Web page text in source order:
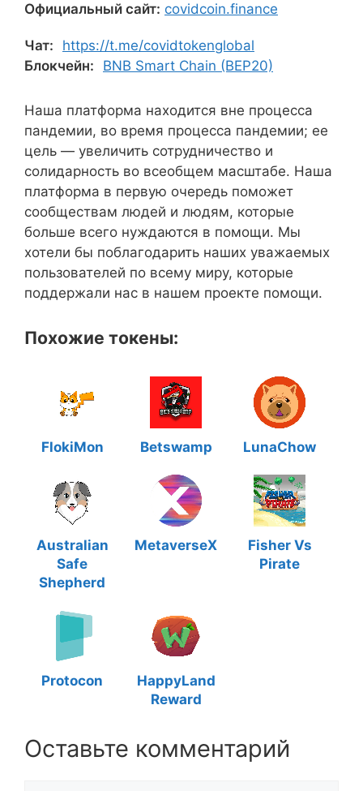
Официальный сайт: covidcoin.finance
Чат:
https://t.me/covidtokenglobal
Блокчейн:
BNB Smart Chain (BEP20)
Наша платформа находится вне процесса
пандемии, во время процесса пандемии; ее
цель — увеличить сотрудничество и
солидарность во всеобщем масштабе. Наша
платформа в первую очередь поможет
сообществам людей и людям, которые
больше всего нуждаются в помощи. Мы
хотели бы поблагодарить наших уважаемых
пользователей по всему миру, которые
поддержали нас в нашем проекте помощи.
Похожие токены:
FlokiMon Betswamp LunaChow
Australian
Safe
Shepherd
MetaverseX
Fisher Vs
Pirate
Protocon
HappyLand
Reward
Оставьте комментарий